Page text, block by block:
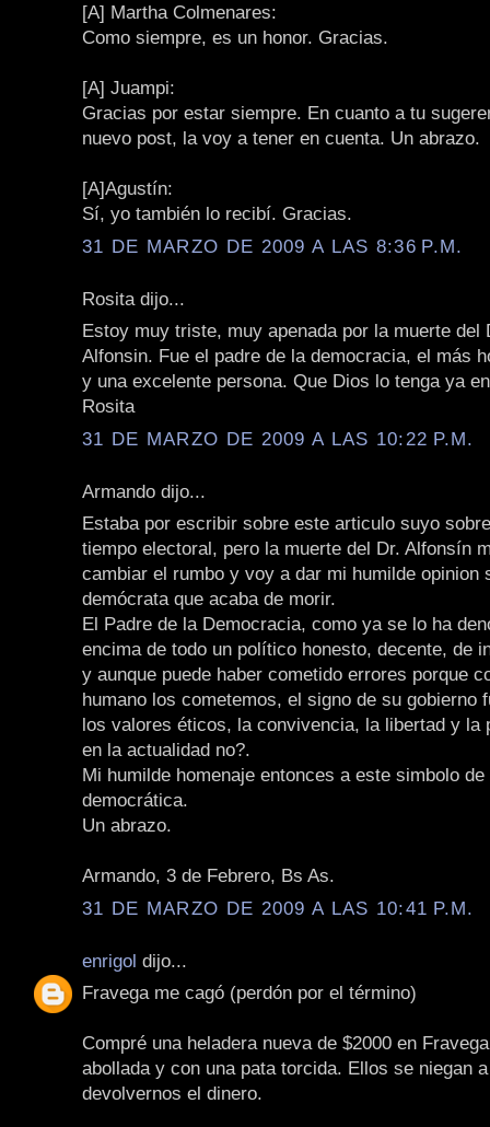
[A] Martha Colmenares:
Como siempre, es un honor. Gracias.
[A] Juampi:
Gracias por estar siempre. En cuanto a tu
nuevo post, la voy a tener en cuenta. Un abrazo.
[A]Agustín:
Sí, yo también lo recibí. Gracias.
31 DE MARZO DE 2009 A LAS 8:36 P.M.
Rosita dijo...
Estoy muy triste, muy apenada por la muerte del
Alfonsin. Fue el padre de la democracia, el más
y una excelente persona. Que Dios lo tenga ya
Rosita
31 DE MARZO DE 2009 A LAS 10:22 P.M.
Armando dijo...
Estaba por escribir sobre este articulo suyo
tiempo electoral, pero la muerte del Dr. Alfonsín
cambiar el rumbo y voy a dar mi humilde opinion
demócrata que acaba de morir.
El Padre de la Democracia, como ya se lo ha
encima de todo un político honesto, decente, de
y aunque puede haber cometido errores porque
humano los cometemos, el signo de su gobierno
los valores éticos, la convivencia, la libertad y la
en la actualidad no?.
Mi humilde homenaje entonces a este simbolo
democrática.
Un abrazo.
Armando, 3 de Febrero, Bs As.
31 DE MARZO DE 2009 A LAS 10:41 P.M.
enrigol dijo...
Fravega me cagó (perdón por el término)
Compré una heladera nueva de $2000 en
abollada y con una pata torcida. Ellos se niegan
devolvernos el dinero.